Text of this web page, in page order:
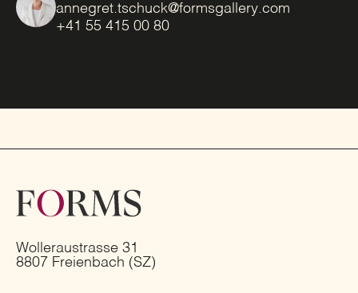
annegret.tschuck@formsgallery.com
+41 55 415 00 80
Wolleraustrasse 31
8807 Freienbach (SZ)